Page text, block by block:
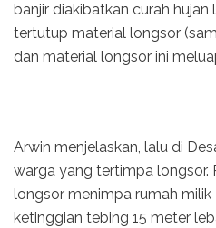
banjir diakibatkan curah
tertutup material longsor
dan material longsor ini
Arwin menjelaskan, lalu di
warga yang tertimpa longsor.
longsor menimpa rumah milik
ketinggian tebing 15 meter